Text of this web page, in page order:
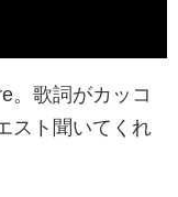
。歌詞がカッコ
スト聞いてくれ